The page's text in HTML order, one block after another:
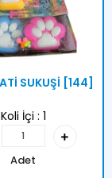
SUKUŞİ [144]
Koli İçi : 1
Adet